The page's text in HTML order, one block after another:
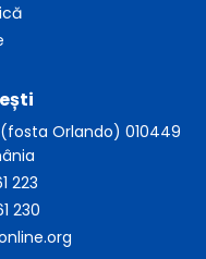
Orlando) 010449
223
230